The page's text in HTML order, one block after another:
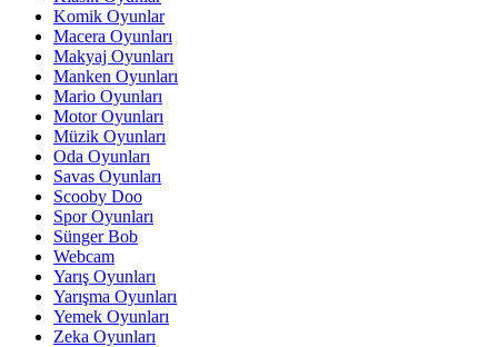
Komik Oyunlar
Macera Oyunları
Makyaj Oyunları
Manken Oyunları
Mario Oyunları
Motor Oyunları
Müzik Oyunları
Oda Oyunları
Savas Oyunları
Scooby Doo
Spor Oyunları
Sünger Bob
Webcam
Yarış Oyunları
Yarışma Oyunları
Yemek Oyunları
Zeka Oyunları